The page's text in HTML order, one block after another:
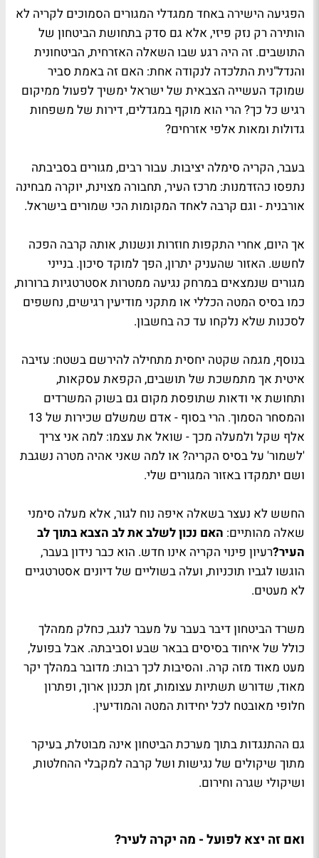
הפגיעה הישירה באחד ממגדלי המגורים הסמוכים לקריה לא
הותירה רק נזק פיזי, אלא גם סדק בתחושת הביטחון של
התושבים. זה היה רגע שבו השאלה האזרחית, הביטחונית
והנדל"נית התלכדה לנקודה אחת: האם זה באמת סביר
שמוקד העשייה הצבאית של ישראל ימשיך לפעול ממיקום
רגיש כל כך? הרי הוא מוקף במגדלים, דירות של משפחות
גדולות ומאות אלפי אזרחים?
בעבר, הקריה סימלה יציבות. עבור רבים, מגורים בסביבתה
נתפסו כהזדמנות: מרכז העיר, תחבורה מצוינת, יוקרה מבחינה
אורבנית - וגם קרבה לאחד המקומות הכי שמורים בישראל.
אך היום, אחרי התקפות חוזרות ונשנות, אותה קרבה הפכה
לחשש. האזור שהעניק יתרון, הפך למוקד סיכון. בנייני
מגורים שנמצאים במרחק נגיעה ממטרות אסטרטגיות ברורות,
כמו בסיס המטה הכללי או מתקני מודיעין רגישים, נחשפים
לסכנות שלא נלקחו עד כה בחשבון.
בנוסף, מגמה שקטה יחסית מתחילה להירשם בשטח: עזיבה
איטית אך מתמשכת של תושבים, הקפאת עסקאות,
ותחושת אי ודאות שתופסת מקום גם בשוק המשרדים
והמסחר הסמוך. הרי בסוף - אדם שמשלם שכירות של 13
אלף שקל ולמעלה מכך - שואל את עצמו: למה אני צריך
'לשמור' על בסיס הקריה? או למה שאני אהיה מטרה נשגבת
ושם יתמקדו באזור המגורים שלי.
החשש לא נעצר בשאלה איפה נוח לגור, אלא מעלה סימני
שאלה מהותיים: האם נכון לשלב את לב הצבא בתוך לב
העיר?רעיון פינוי הקריה אינו חדש. הוא כבר נידון בעבר,
הוגשו לגביו תוכניות, ועלה בשוליים של דיונים אסטרטגיים
לא מעטים.
משרד הביטחון דיבר בעבר על מעבר לנגב, כחלק ממהלך
כולל של איחוד בסיסים בבאר שבע וסביבתה. אבל בפועל,
מעט מאוד מזה קרה. והסיבות לכך רבות: מדובר במהלך יקר
מאוד, שדורש תשתיות עצומות, זמן תכנון ארוך, ופתרון
חלופי מאובטח לכל יחידות המטה והמודיעין.
גם ההתנגדות בתוך מערכת הביטחון אינה מבוטלת, בעיקר
מתוך שיקולים של נגישות ושל קרבה למקבלי ההחלטות,
ושיקולי שגרה וחירום.
ואם זה יצא לפועל - מה יקרה לעיר?